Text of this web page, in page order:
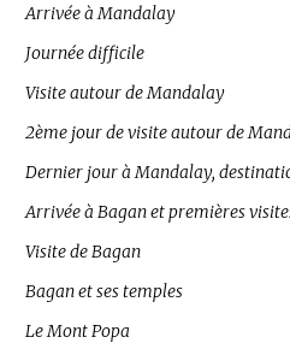
Arrivée à Mandalay
Journée difficile
Visite autour de Mandalay
2ème jour de visite autour de
Dernier jour à Mandalay,
Arrivée à Bagan et premières
Visite de Bagan
Bagan et ses temples
Le Mont Popa